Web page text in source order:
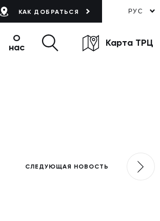
КАК ДОБРАТЬСЯ РУС
О
нас
Карта ТРЦ
СЛЕДУЮЩАЯ НОВОСТЬ